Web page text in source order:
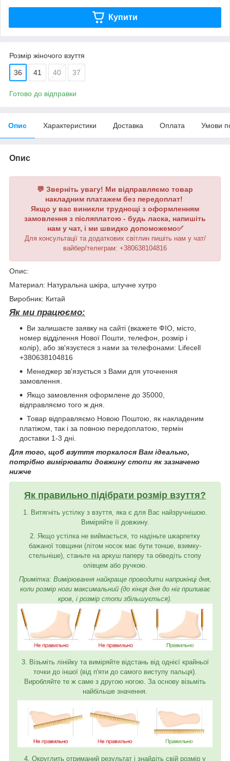
Купити
Розмір жіночого взуття
36 41 40 37
Готово до відправки
Опис Характеристики Доставка Оплата Умови
Опис
💬 Зверніть увагу! Ми відправляємо товар
накладним платажем без передоплат!
Якщо у вас виникли труднощі з оформленням
замовлення з післяплатою - будь ласка, напишіть
нам у чат, і ми швидко допоможемо✅
Для консультації та додаткових світлин пишіть нам у чат/
вайбер/телеграм: +380638104816
Опис:
Материал: Натуральна шкіра, штучне хутро
Виробник: Китай
Як ми працюємо:
Ви залишаєте заявку на сайті (вкажете ФІО, місто,
номер відділення Нової Пошти, телефон, розмір і
колір), або зв'язуєтеся з нами за телефонами: Lifecell
+380638104816
Менеджер зв'язується з Вами для уточнення
замовлення.
Якщо замовлення оформлене до 35000,
відправляємо того ж дня.
Товар відправляємо Новою Поштою, як накладеним
платіжом, так і за повною передоплатою, термін
доставки 1-3 дні.
Для того, щоб взуття торкалося Вам ідеально,
потрібно вимірювати довжину стопи як зазначено
нижче
Як правильно підібрати розмір взуття?
1. Витягніть устілку з взуття, яка є для Вас найзручнішою.
Виміряйте її довжину.
2. Якщо устілка не виймається, то надіньте шкарпетку
бажаної товщини (літом носок має бути тонше, взимку-
стельніше), станьте на аркуш паперу та обведіть стопу
олівцем або ручкою.
Примітка: Вимірювання найкраще проводити наприкінці дня,
коли розмір ноги максимальний (до кінця дня до ніг приливає
кров, і розмір стопи збільшується).
3. Візьміть лінійку та виміряйте відстань від однієї крайньої
точки до іншої (від п'яти до самого виступу пальця).
Виробляйте те ж саме з другою ногою. За основу візьміть
найбільше значення.
4. Округлить отриманий результат і знайдіть свій розмір у